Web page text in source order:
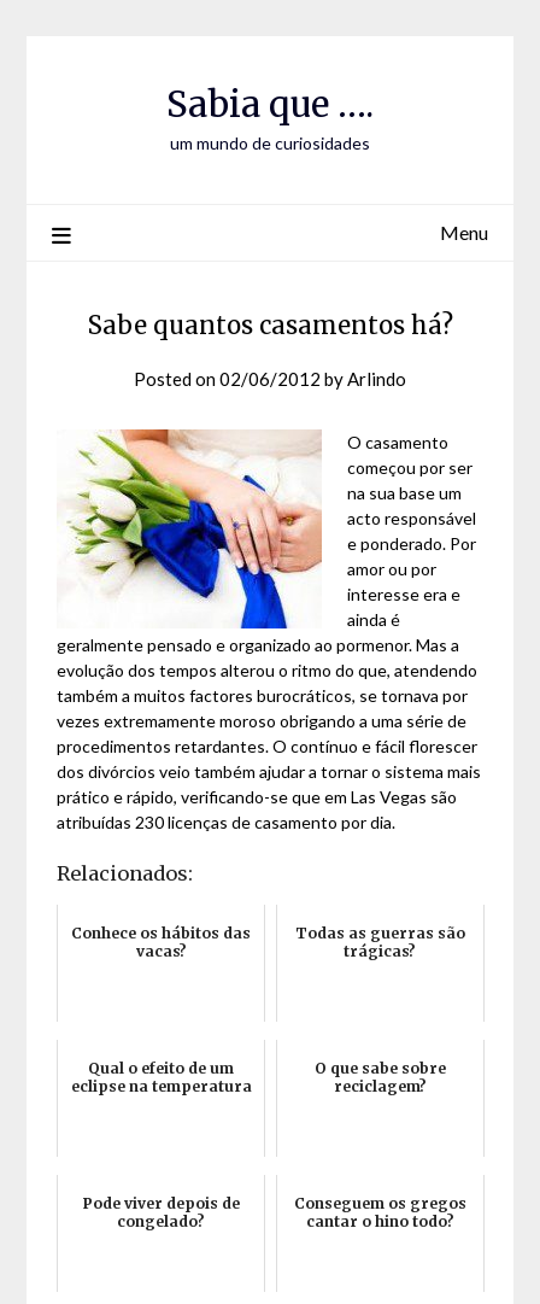
Sabia que ….
um mundo de curiosidades
Menu
Sabe quantos casamentos há?
Posted on02/06/2012 byArlindo
O casamento
começou por ser
na sua base um
acto responsável
e ponderado. Por
amor ou por
interesse era e
ainda é
geralmente pensado e organizado ao pormenor. Mas a
evolução dos tempos alterou o ritmo do que, atendendo
também a muitos factores burocráticos, se tornava por
vezes extremamente moroso obrigando a uma série de
procedimentos retardantes. O contínuo e fácil florescer
dos divórcios veio também ajudar a tornar o sistema mais
prático e rápido, verificando-se que em Las Vegas são
atribuídas 230 licenças de casamento por dia.
Relacionados:
Conhece os hábitos das
vacas?
Todas as guerras são
trágicas?
Qual o efeito de um
eclipse na temperatura
O que sabe sobre
reciclagem?
Pode viver depois de
congelado?
Conseguem os gregos
cantar o hino todo?